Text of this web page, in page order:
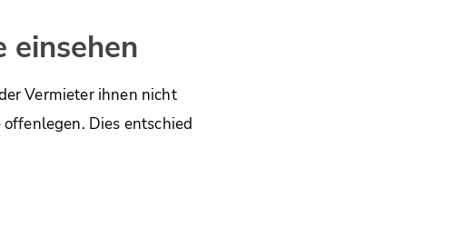
einsehen
Vermieter ihnen nicht
Dies entschied